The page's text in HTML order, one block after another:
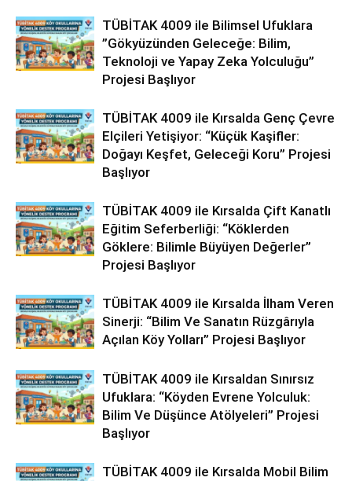
TÜBİTAK 4009 ile Bilimsel Ufuklara
”Gökyüzünden Geleceğe: Bilim,
Teknoloji ve Yapay Zeka Yolculuğu”
Projesi Başlıyor
TÜBİTAK 4009 ile Kırsalda Genç Çevre
Elçileri Yetişiyor: “Küçük Kaşifler:
Doğayı Keşfet, Geleceği Koru” Projesi
Başlıyor
TÜBİTAK 4009 ile Kırsalda Çift Kanatlı
Eğitim Seferberliği: “Köklerden
Göklere: Bilimle Büyüyen Değerler”
Projesi Başlıyor
TÜBİTAK 4009 ile Kırsalda İlham Veren
Sinerji: “Bilim Ve Sanatın Rüzgârıyla
Açılan Köy Yolları” Projesi Başlıyor
TÜBİTAK 4009 ile Kırsaldan Sınırsız
Ufuklara: “Köyden Evrene Yolculuk:
Bilim Ve Düşünce Atölyeleri” Projesi
Başlıyor
TÜBİTAK 4009 ile Kırsalda Mobil Bilim